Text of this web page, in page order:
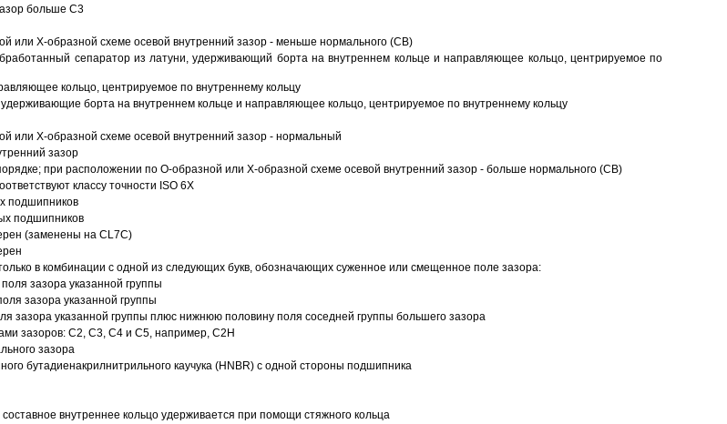
больше C3
или Х-образной схеме осевой внутренний зазор - меньше нормального (CB)
сепаратор из латуни, удерживающий борта на внутреннем кольце и направляющее кольцо, центрируемое по
кольцо, центрируемое по внутреннему кольцу
борта на внутреннем кольце и направляющее кольцо, центрируемое по внутреннему кольцу
или Х-образной схеме осевой внутренний зазор - нормальный
зазор
при расположении по О-образной или Х-образной схеме осевой внутренний зазор - больше нормального (CB)
классу точности ISO 6X
подшипников
подшипников
(заменены на CL7C)
в комбинации с одной из следующих букв, обозначающих суженное или смещенное поле зазора:
зазора указанной группы
зазора указанной группы
зазора указанной группы плюс нижнюю половину поля соседней группы большего зазора
зазоров: С2, C3, С4 и С5, например, С2Н
зазора
бутадиенакрилнитрильного каучука (HNBR) с одной стороны подшипника
внутреннее кольцо удерживается при помощи стяжного кольца